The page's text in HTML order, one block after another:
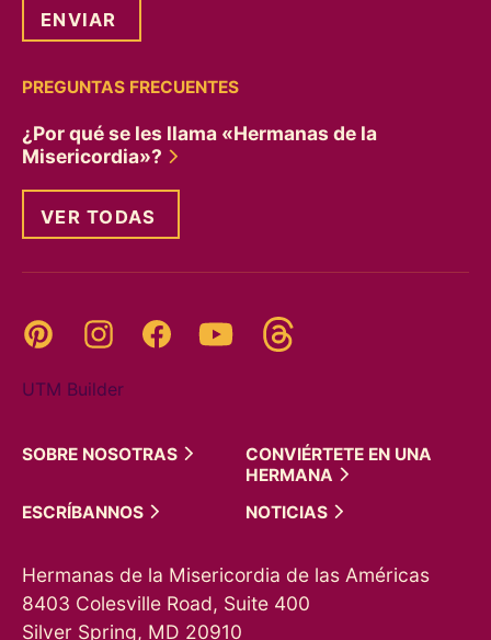
PREGUNTAS FRECUENTES
¿Por qué se les llama «Hermanas de la
Misericordia»?
VER TODAS
Pinterest InstagramFacebookYouTube
UTM Builder
SOBRE NOSOTRAS
CONVIÉRTETE EN UNA
HERMANA
ESCRÍBANNOS
NOTICIAS
Hermanas de la Misericordia de las Américas
8403 Colesville Road, Suite 400
Silver Spring, MD 20910